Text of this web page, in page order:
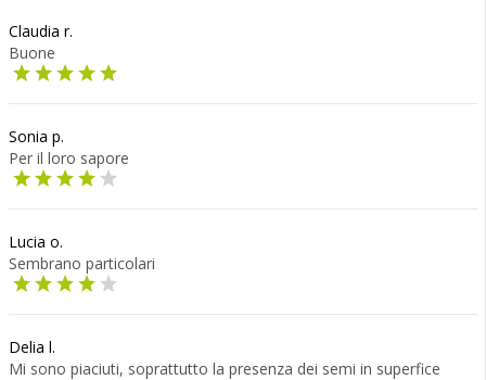
Claudia r.
Buone
Sonia p.
Per il loro sapore
Lucia o.
Sembrano particolari
Delia l.
Mi sono piaciuti, soprattutto la presenza dei semi in superfice